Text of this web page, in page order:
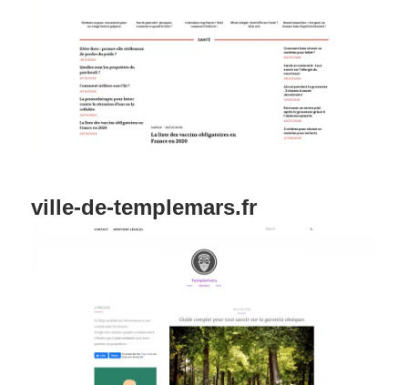
ville-de-templemars.fr